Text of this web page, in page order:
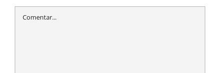
Comentar